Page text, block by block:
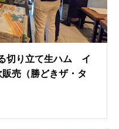
切り立て生ハム イ
売（勝どきザ・タ